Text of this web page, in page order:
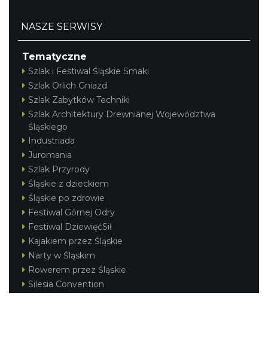
NASZE SERWISY
Tematyczne
Szlak i Festiwal Śląskie Smaki
Szlak Orlich Gniazd
Szlak Zabytków Techniki
Szlak Architektury Drewnianej Województwa
Śląskiego
Industriada
Juromania
Szlak Przyrody
Śląskie z dzieckiem
Śląskie po zdrowie
Festiwal Górnej Odry
Festiwal DziewięćSił
Kajakiem przez Śląskie
Narty w Śląskim
Rowerem przez Śląskie
Silesia Convention